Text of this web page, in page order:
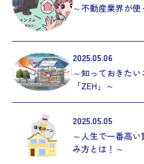
～不動産業界が使
2025.05.06
～知っておきた
「ZEH」～
2025.05.05
～人生で一番高
み方とは！～